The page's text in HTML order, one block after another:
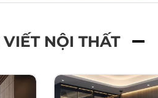
NỘI THẤT